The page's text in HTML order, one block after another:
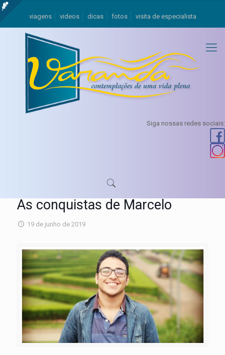
viagens videos dicas fotos visita de especialista
Siga nossas redes sociais:
As conquistas de Marcelo
19 de junho de 2019